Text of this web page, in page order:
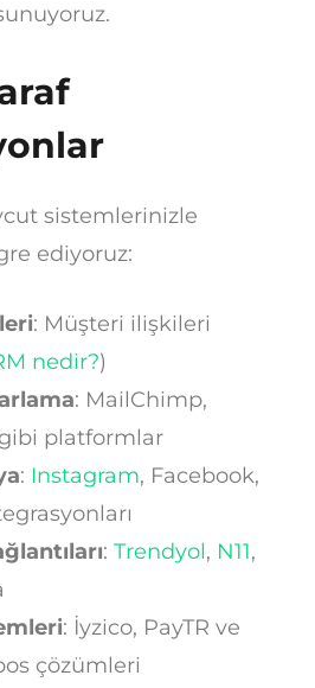
sistemlerinizle
ediyoruz:
: Müşteri ilişkileri
nedir?)
: MailChimp,
platformlar
: Instagram, Facebook,
: Trendyol, N11,
: İyzico, PayTR ve
çözümleri